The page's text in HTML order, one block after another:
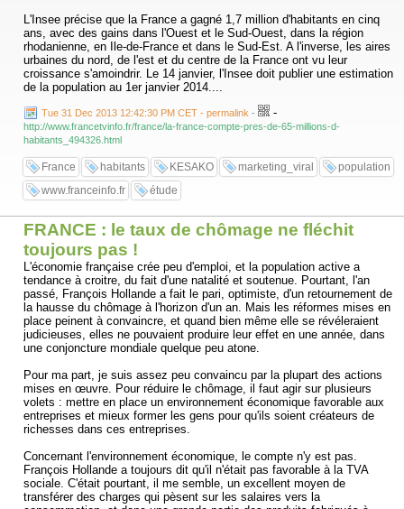
L'Insee précise que la France a gagné 1,7 million d'habitants en cinq
ans, avec des gains dans l'Ouest et le Sud-Ouest, dans la région
rhodanienne, en Ile-de-France et dans le Sud-Est. A l'inverse, les aires
urbaines du nord, de l'est et du centre de la France ont vu leur
croissance s'amoindrir. Le 14 janvier, l'Insee doit publier une estimation
de la population au 1er janvier 2014....
Tue 31 Dec 2013 12:42:30 PM CET - permalink - -
http://www.francetvinfo.fr/france/la-france-compte-pres-de-65-millions-d-
habitants_494326.html
France habitants KESAKO marketing_viral
population
www.franceinfo.fr
étude
FRANCE : le taux de chômage ne fléchit
toujours pas !
L'économie française crée peu d'emploi, et la population active a
tendance à croitre, du fait d'une natalité et soutenue. Pourtant, l'an
passé, François Hollande a fait le pari, optimiste, d'un retournement de
la hausse du chômage à l'horizon d'un an. Mais les réformes mises en
place peinent à convaincre, et quand bien même elle se révéleraient
judicieuses, elles ne pouvaient produire leur effet en une année, dans
une conjoncture mondiale quelque peu atone.
Pour ma part, je suis assez peu convaincu par la plupart des actions
mises en œuvre. Pour réduire le chômage, il faut agir sur plusieurs
volets : mettre en place un environnement économique favorable aux
entreprises et mieux former les gens pour qu'ils soient créateurs de
richesses dans ces entreprises.
Concernant l'environnement économique, le compte n'y est pas.
François Hollande a toujours dit qu'il n'était pas favorable à la TVA
sociale. C'était pourtant, il me semble, un excellent moyen de
transférer des charges qui pèsent sur les salaires vers la